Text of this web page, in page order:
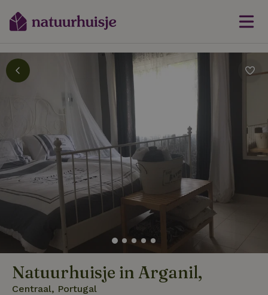
Natuurhuisje in Arganil,
Centraal, Portugal